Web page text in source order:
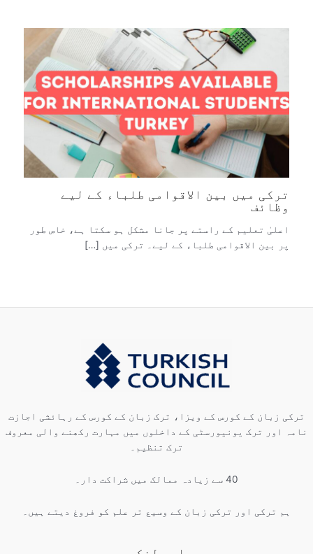
ترکی میں بین الاقوامی طلباء کے لیے
وظائف
اعلیٰ تعلیم کے راستے پر جانا مشکل ہو سکتا ہے، خاص طور
پر بین الاقوامی طلباء کے لیے۔ ترکی میں […]
ترکی زبان کے کورس کے ویزا، ترک زبان کے کورس کے رہائشی اجازت
نامہ اور ترک یونیورسٹی کے داخلوں میں مہارت رکھنے والی معروف
ترک تنظیم۔
40 سے زیادہ ممالک میں شراکت دار۔
ہم ترکی اور ترکی زبان کے وسیع تر علم کو فروغ دیتے ہیں۔